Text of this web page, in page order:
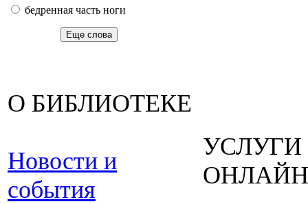
бедренная часть ноги
Еще слова
О БИБЛИОТЕКЕ
Новости и
события
УСЛУГИ
ОНЛАЙН